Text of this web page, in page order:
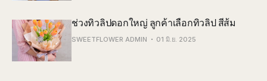
ช่วงทิวลิปดอกใหญ่ ลูกค้าเลือกทิวลิป สีส้ม
SWEETFLOWER ADMIN 01 มิ.ย. 2025